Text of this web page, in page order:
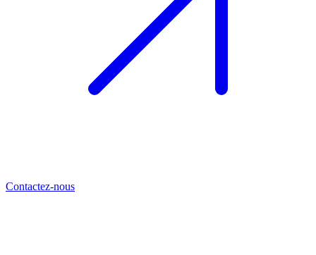
Contactez-nous